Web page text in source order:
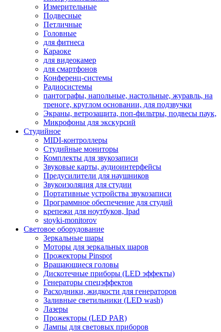
Измерительные
Подвесные
Петличные
Головные
для фитнеса
Караоке
для видеокамер
для смартфонов
Конференц-системы
Радиосистемы
пантографы, напольные, настольные, журавль, на
треноге, круглом основании, для подзвучки
Экраны, ветрозащита, поп-фильтры, подвесы паук,
Микрофоны для экскурсий
Студийное
MIDI-контроллеры
Студийные мониторы
Комплекты для звукозаписи
Звуковые карты, аудиоинтерфейсы
Предусилители для наушников
Звукоизоляция для студии
Портативные устройства звукозаписи
Программное обеспечение для студий
крепежи для ноутбуков, Ipad
stoyki-monitorov
Световое оборудование
Зеркальные шары
Моторы для зеркальных шаров
Прожекторы Pinspot
Вращающиеся головы
Дискотечные приборы (LED эффекты)
Генераторы спецэффектов
Расходники, жидкости для генераторов
Заливные светильники (LED wash)
Лазеры
Прожекторы (LED PAR)
Лампы для световых приборов